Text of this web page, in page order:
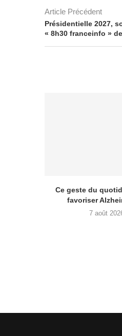
Article Précédent
Présidentielle 2027,
« 8h30 franceinfo »
Ce geste du
favoriser
7 août